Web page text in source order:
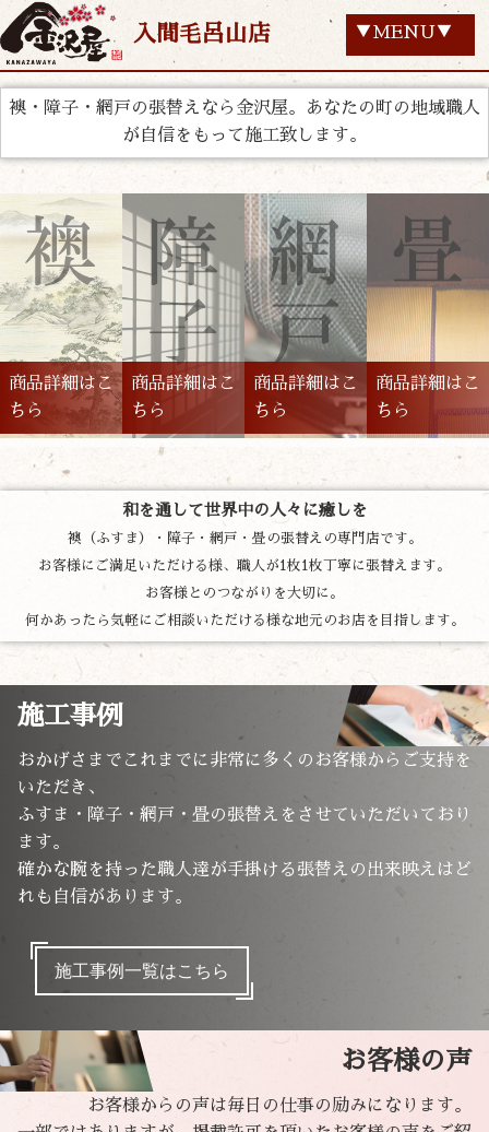
入間毛呂山店 ▼MENU▼
襖・障子・網戸の張替えなら金沢屋。あなたの町の地域職人
が自信をもって施工致します。
商品詳細はこ
ちら
商品詳細はこ
ちら
商品詳細はこ
ちら
商品詳細はこ
ちら
和を通して世界中の人々に癒しを
襖（ふすま）・障子・網戸・畳の張替えの専門店です。
お客様にご満足いただける様、職人が1枚1枚丁寧に張替えます。
お客様とのつながりを大切に。
何かあったら気軽にご相談いただける様な地元のお店を目指します。
施工事例
おかげさまでこれまでに非常に多くのお客様からご支持を
いただき、
ふすま・障子・網戸・畳の張替えをさせていただいており
ます。
確かな腕を持った職人達が手掛ける張替えの出来映えはど
れも自信があります。
施工事例一覧はこちら
お客様の声
お客様からの声は毎日の仕事の励みになります。